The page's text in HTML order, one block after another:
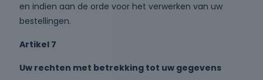
en indien aan de orde voor het verwerken van uw
bestellingen.
Artikel 7
Uw rechten met betrekking tot uw gegevens